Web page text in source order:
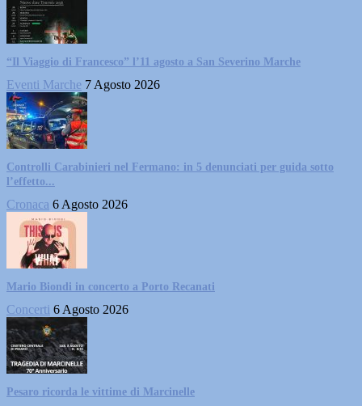
“Il Viaggio di Francesco” l’11 agosto a San Severino Marche
Eventi Marche 7 Agosto 2026
Controlli Carabinieri nel Fermano: in 5 denunciati per guida sotto
l’effetto...
Cronaca 6 Agosto 2026
Mario Biondi in concerto a Porto Recanati
Concerti 6 Agosto 2026
Pesaro ricorda le vittime di Marcinelle